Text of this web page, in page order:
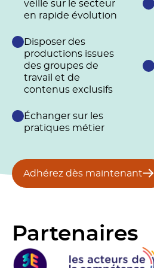
veille sur le secteur
en rapide évolution
Disposer des
productions issues
des groupes de
travail et de
contenus exclusifs
Échanger sur les
pratiques métier
Adhérez dès maintenant
Partenaires